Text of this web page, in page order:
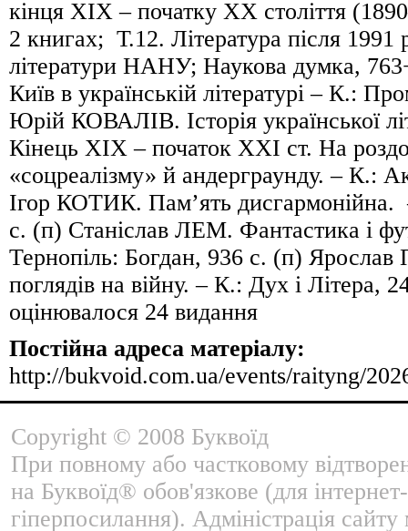
кінця ХІХ – початку ХХ століття
2 книгах; Т.12. Література після 1991
літератури НАНУ; Наукова думка,
Київ в українській літературі – К.:
Юрій КОВАЛІВ. Історія української
Кінець ХІХ – початок ХХІ ст. На
«соцреалізму» й андерграунду. – К.:
Ігор КОТИК. Пам’ять дисгармонійна.
с. (п) Станіслав ЛЕМ. Фантастика і
Тернопіль: Богдан, 936 с. (п)
поглядів на війну. – К.: Дух і Літера,
оцінювалося 24 видання
Постійна адреса матеріалу:
http://bukvoid.com.ua/events/raityng/
Copyright © 2008 Буквоїд
При повному або частковому
на Буквоїд® обов'язкове (для
гіперпосилання). Адміністрація